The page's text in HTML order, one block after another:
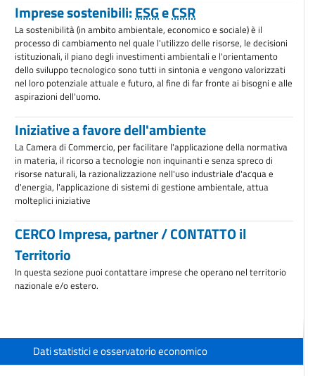
Imprese sostenibili:ESGeCSR
La sostenibilità (in ambito ambientale, economico e sociale) è il
processo di cambiamento nel quale l'utilizzo delle risorse, le decisioni
istituzionali, il piano degli investimenti ambientali e l'orientamento
dello sviluppo tecnologico sono tutti in sintonia e vengono valorizzati
nel loro potenziale attuale e futuro, al fine di far fronte ai bisogni e alle
aspirazioni dell'uomo.
Iniziative a favore dell'ambiente
La Camera di Commercio, per facilitare l'applicazione della normativa
in materia, il ricorso a tecnologie non inquinanti e senza spreco di
risorse naturali, la razionalizzazione nell'uso industriale d'acqua e
d'energia, l'applicazione di sistemi di gestione ambientale, attua
molteplici iniziative
CERCO Impresa, partner / CONTATTO il
Territorio
In questa sezione puoi contattare imprese che operano nel territorio
nazionale e/o estero.
Dati statistici e osservatorio economico